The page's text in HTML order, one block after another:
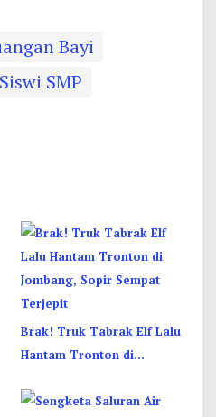
Bayi
Siswi SMP
Brak! Truk Tabrak Elf Lalu
Hantam Tronton di
Terjepit